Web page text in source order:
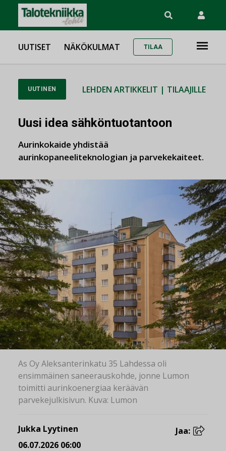
UUTISET NÄKÖKULMAT TILAA
UUTINEN LEHDEN ARTIKKELIT | TILAAJILLE
Uusi idea sähköntuotantoon
Aurinkokaide yhdistää
aurinkopaneeliteknologian ja parvekekaiteet.
As Oy Aleksanterinkatu 35 Lahdessa oli
ensimmäinen saneerauskohde, jonne Lumon
toimitti aurinkoenergiaa keräävän
parvekejulkisivun. Kuva: Lumon
Jukka Lyytinen
06.07.2026 06:00
Jaa: